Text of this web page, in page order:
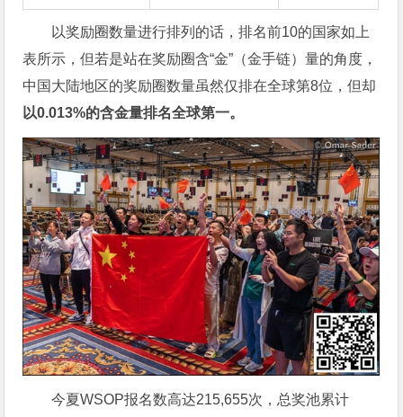
以奖励圈数量进行排列的话，排名前10的国家如上
表所示，但若是站在奖励圈含“金”（金手链）量的角度，
中国大陆地区的奖励圈数量虽然仅排在全球第8位，但却
以0.013%的含金量排名全球第一。
今夏WSOP报名数高达215,655次，总奖池累计